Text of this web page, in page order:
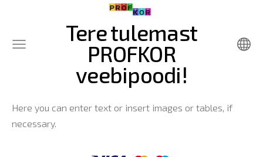
Tere tulemast
PROFKOR
veebipoodi!
Here you can enter text or insert images or tables, if
necessary.